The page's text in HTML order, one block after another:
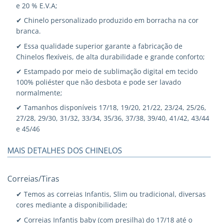
e 20 % E.V.A;
✔ Chinelo personalizado produzido em borracha na cor
branca.
✔ Essa qualidade superior garante a fabricação de
Chinelos flexíveis, de alta durabilidade e grande conforto;
✔ Estampado por meio de sublimação digital em tecido
100% poliéster que não desbota e pode ser lavado
normalmente;
✔ Tamanhos disponíveis 17/18, 19/20, 21/22, 23/24, 25/26,
27/28, 29/30, 31/32, 33/34, 35/36, 37/38, 39/40, 41/42, 43/44
e 45/46
MAIS DETALHES DOS CHINELOS
Correias/Tiras
✔ Temos as correias Infantis, Slim ou tradicional, diversas
cores mediante a disponibilidade;
✔ Correias Infantis baby (com presilha) do 17/18 até o